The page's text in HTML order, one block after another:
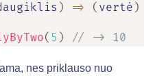
) => ( vertė )
( 5 ) // -> 10
nes priklauso nuo